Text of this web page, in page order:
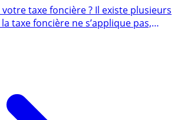
: liste des exonérations possibles
taxe foncière ne s’applique pas,